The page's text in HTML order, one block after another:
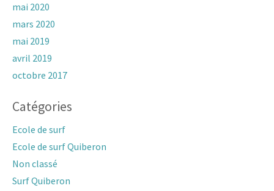
mai 2020
mars 2020
mai 2019
avril 2019
octobre 2017
Catégories
Ecole de surf
Ecole de surf Quiberon
Non classé
Surf Quiberon